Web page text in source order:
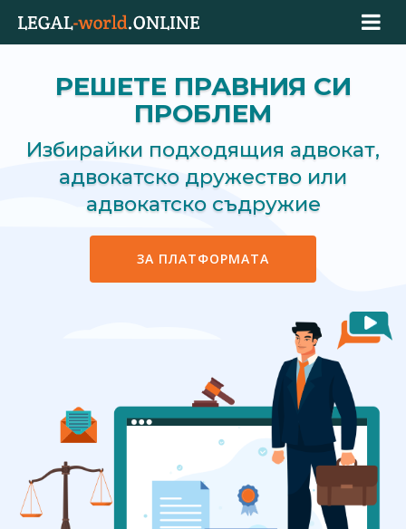
РЕШЕТЕ ПРАВНИЯ СИ
ПРОБЛЕМ
Избирайки подходящия адвокат,
адвокатско дружество или
адвокатско съдружие
ЗА ПЛАТФОРМАТА